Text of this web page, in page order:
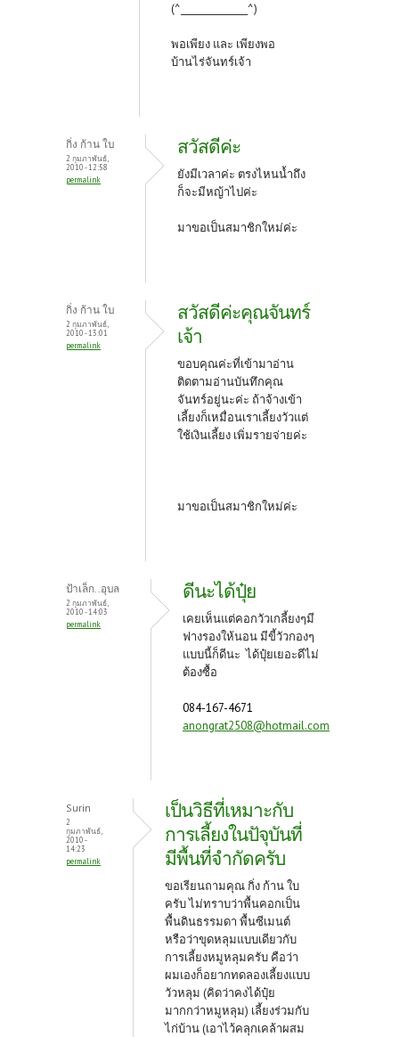
(^_______________^)
พอเพียง และ เพียงพอ
บ้านไร่จันทร์เจ้า
กิ่ง ก้าน ใบ
2 กุมภาพันธ์,
2010 - 12:58
permalink
สวัสดีค่ะ
ยังมีเวลาค่ะ ตรงไหนน้ำถึง
ก็จะมีหญ้าไปค่ะ
มาขอเป็นสมาชิกใหม่ค่ะ
กิ่ง ก้าน ใบ
2 กุมภาพันธ์,
2010 - 13:01
permalink
สวัสดีค่ะคุณจันทร์
เจ้า
ขอบคุณค่ะที่เข้ามาอ่าน
ติดตามอ่านบันทึกคุณ
จันทร์อยู่นะค่ะ ถ้าจ้างเข้า
เลี้ยงก็เหมื่อนเราเลี้ยงวัวแต่
ใช้เงินเลี้ยง เพิ่มรายจ่ายค่ะ
มาขอเป็นสมาชิกใหม่ค่ะ
ป้าเล็ก..อุบล
2 กุมภาพันธ์,
2010 - 14:03
permalink
ดีนะได้ปุ๋ย
เคยเห็นแต่คอกวัวเกลี้ยงๆมี
ฟางรองให้นอน มีขี้วัวกองๆ
แบบนี้ก็ดีนะ ได้ปุ๋ยเยอะดีไม่
ต้องซื้อ
084-167-4671
anongrat2508@hotmail.com
Surin
2
กุมภาพันธ์,
2010 -
14:23
permalink
เป็นวิธีที่เหมาะกับ
การเลี้ยงในปัจุบันที่
มีพื้นที่จำกัดครับ
ขอเรียนถามคุณ กิ่ง ก้าน ใบ
ครับ ไม่ทราบว่าพื้นคอกเป็น
พื้นดินธรรมดา พื้นซีเมนต์
หรือว่าขุดหลุมแบบเดียวกับ
การเลี้ยงหมูหลุมครับ คือว่า
ผมเองก็อยากทดลองเลี้ยงแบบ
วัวหลุม (คิดว่าคงได้ปุ๋ย
มากกว่าหมูหลุม) เลี้ยงร่วมกับ
ไก่บ้าน (เอาไว้คลุกเคล้าผสม